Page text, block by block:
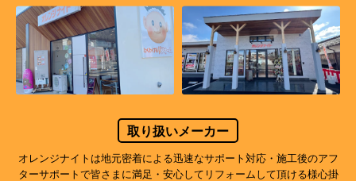
取り扱いメーカー
オレンジナイトは地元密着による迅速なサポート対応・施工後のアフ
ターサポートで皆さまに満足・安心してリフォームして頂ける様心掛